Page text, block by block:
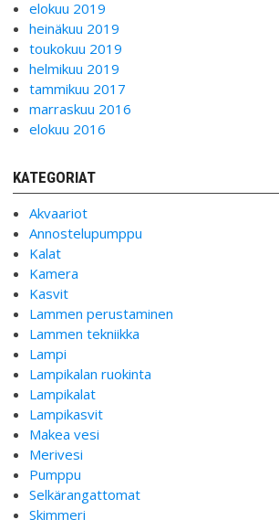
elokuu 2019
heinäkuu 2019
toukokuu 2019
helmikuu 2019
tammikuu 2017
marraskuu 2016
elokuu 2016
KATEGORIAT
Akvaariot
Annostelupumppu
Kalat
Kamera
Kasvit
Lammen perustaminen
Lammen tekniikka
Lampi
Lampikalan ruokinta
Lampikalat
Lampikasvit
Makea vesi
Merivesi
Pumppu
Selkärangattomat
Skimmeri